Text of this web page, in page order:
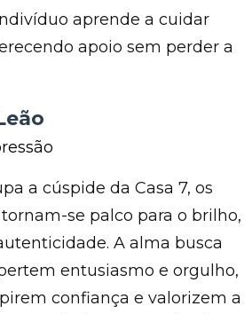
aprende a cuidar
apoio sem perder a
a cúspide da Casa 7, os
se palco para o brilho,
A alma busca
entusiasmo e orgulho,
confiança e valorizem a